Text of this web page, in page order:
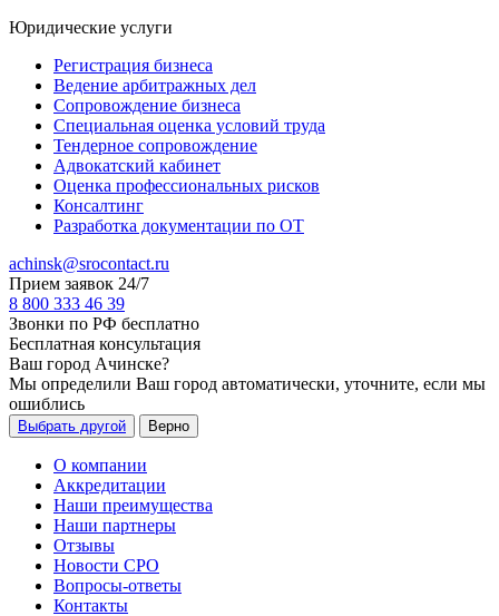
Юридические услуги
Регистрация бизнеса
Ведение арбитражных дел
Сопровождение бизнеса
Специальная оценка условий труда
Тендерное сопровождение
Адвокатский кабинет
Оценка профессиональных рисков
Консалтинг
Разработка документации по ОТ
achinsk@srocontact.ru
Прием заявок 24/7
8 800 333 46 39
Звонки по РФ бесплатно
Бесплатная консультация
Ваш город Ачинске?
Мы определили Ваш город автоматически, уточните, если мы
ошиблись
Выбрать другой Верно
О компании
Аккредитации
Наши преимущества
Наши партнеры
Отзывы
Новости СРО
Вопросы-ответы
Контакты